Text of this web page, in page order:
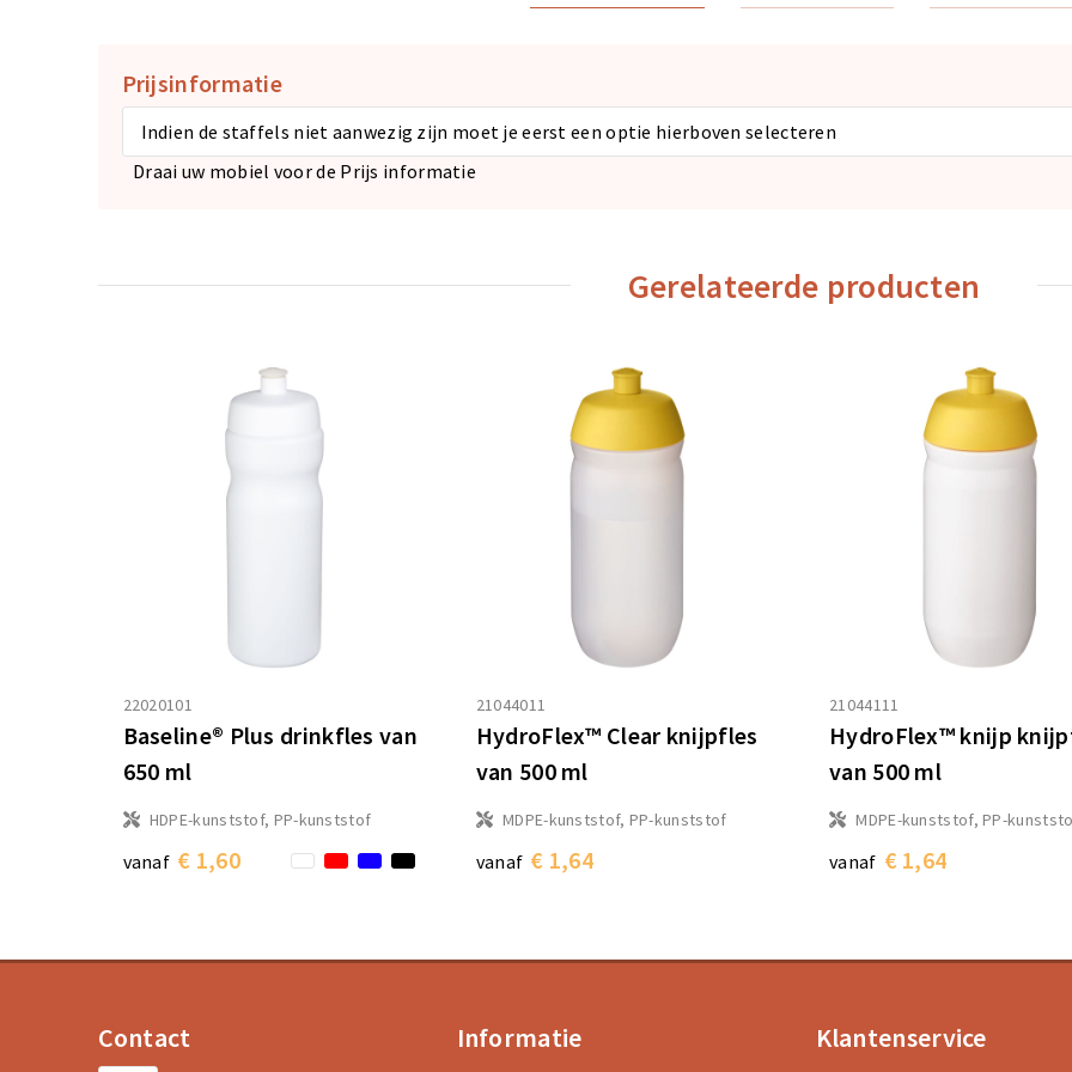
Prijsinformatie
Indien de staffels niet aanwezig zijn moet je eerst een optie hierboven selecteren
Draai uw mobiel voor de Prijs informatie
Gerelateerde producten
22020101
Baseline® Plus drinkfles van
650 ml
HDPE-kunststof, PP-kunststof
vanaf € 1,60
21044011
HydroFlex™ Clear knijpfles
van 500 ml
MDPE-kunststof, PP-kunststof
vanaf € 1,64
21044111
HydroFlex™ knijp
van 500 ml
MDPE-kunststof, PP-
vanaf € 1,64
Contact Informatie Klantenservice